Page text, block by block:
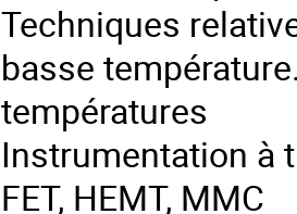
Techniques
basse
températures
Instrumentation à
FET, HEMT, MMC